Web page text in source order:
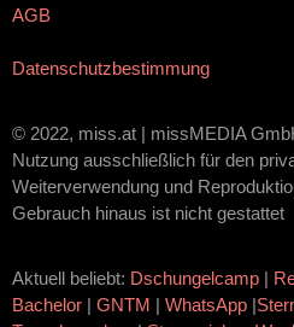
AGB
Datenschutzbestimmung
© 2022, miss.at | missMEDIA
Nutzung ausschließlich für den
Weiterverwendung und
Gebrauch hinaus ist nicht gestattet
Aktuell beliebt: Dschungelcamp |
Bachelor | GNTM | WhatsApp |